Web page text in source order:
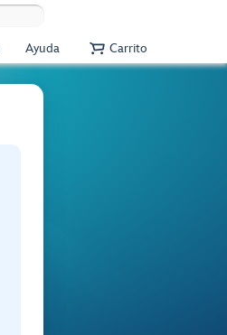
Ayuda Carrito